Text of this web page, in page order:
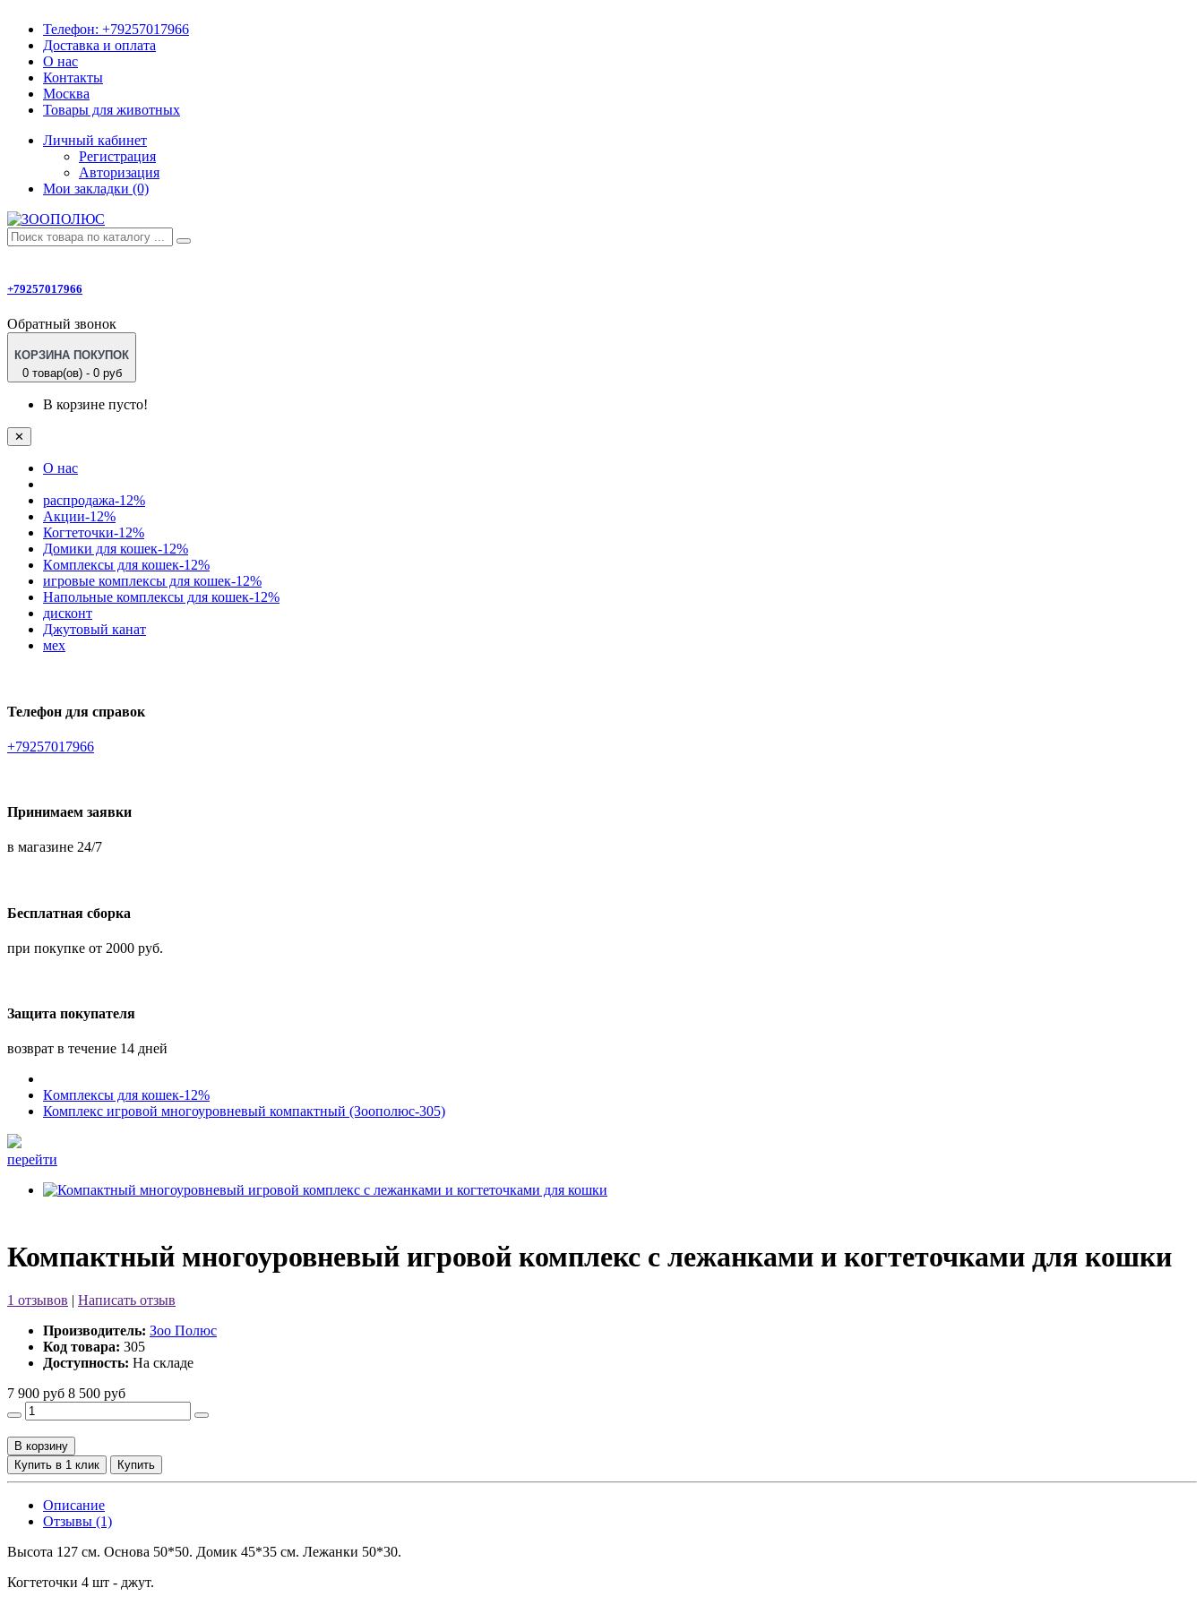
Телефон: +79257017966
Доставка и оплата
О нас
Контакты
Москва
Товары для животных
Личный кабинет
Регистрация
Авторизация
Мои закладки (0)
+79257017966
Обратный звонок
КОРЗИНА ПОКУПОК
0 товар(ов) - 0 руб
В корзине пусто!
✕
О нас
распродажа-12%
Акции-12%
Когтеточки-12%
Домики для кошек-12%
Кoмплексы для кошек-12%
игровые комплексы для кошек-12%
Напольные комплексы для кошек-12%
дисконт
Джутовый канат
мех
Телефон для справок
+79257017966
Принимаем заявки
в магазине 24/7
Бесплатная сборка
при покупке от 2000 руб.
Защита покупателя
возврат в течение 14 дней
Кoмплексы для кошек-12%
Комплекс игровой многоуровневый компактный (Зooпoлюc-305)
перейти
Компактный многоуровневый игровой комплекс с лежанками и когтеточками для кошки
1 отзывов | Написать отзыв
Производитель: Зоо Полюс
Код товара: 305
Доступность: На складе
7 900 руб 8 500 руб
В корзину
Купить в 1 клик
Купить
Описание
Отзывы (1)
Высота 127 см. Основа 50*50. Домик 45*35 см. Лежанки 50*30.
Когтеточки 4 шт - джут.